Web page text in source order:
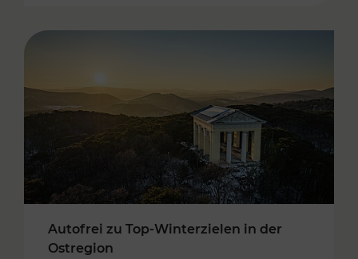
Autofrei zu Top-Winterzielen in der
Ostregion